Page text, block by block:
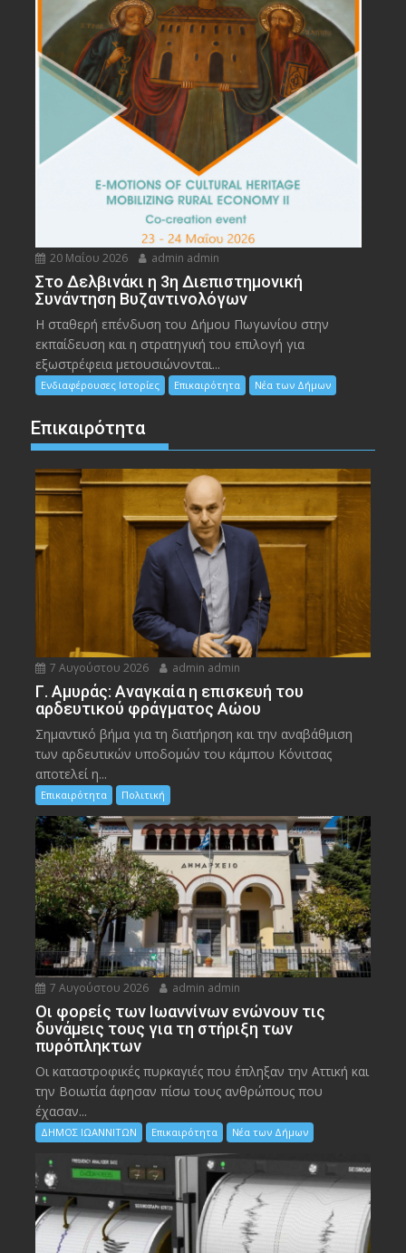
20 Μαΐου 2026 admin admin
Στο Δελβινάκι η 3η Διεπιστημονική
Συνάντηση Βυζαντινολόγων
Η σταθερή επένδυση του Δήμου Πωγωνίου στην
εκπαίδευση και η στρατηγική του επιλογή για
εξωστρέφεια μετουσιώνονται...
Ενδιαφέρουσες Ιστορίες Επικαιρότητα Νέα των Δήμων
Επικαιρότητα
7 Αυγούστου 2026 admin admin
Γ. Αμυράς: Αναγκαία η επισκευή του
αρδευτικού φράγματος Αώου
Σημαντικό βήμα για τη διατήρηση και την αναβάθμιση
των αρδευτικών υποδομών του κάμπου Κόνιτσας
αποτελεί η...
Επικαιρότητα Πολιτική
7 Αυγούστου 2026 admin admin
Οι φορείς των Ιωαννίνων ενώνουν τις
δυνάμεις τους για τη στήριξη των
πυρόπληκτων
Οι καταστροφικές πυρκαγιές που έπληξαν την Αττική και
την Bοιωτία άφησαν πίσω τους ανθρώπους που
έχασαν...
ΔΗΜΟΣ ΙΩΑΝΝΙΤΩΝ Επικαιρότητα Νέα των Δήμων